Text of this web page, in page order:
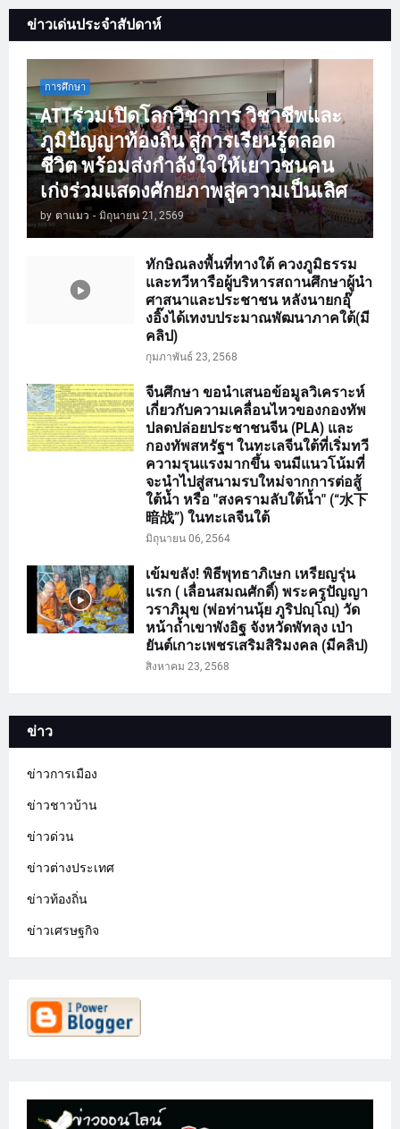
ข่าวเด่นประจำสัปดาห์
การศึกษา
ATTร่วมเปิดโลกวิชาการ วิชาชีพและ
ภูมิปัญญาท้องถิ่น สู่การเรียนรู้ตลอด
ชีวิต พร้อมส่งกำลังใจให้เยาวชนคน
เก่งร่วมแสดงศักยภาพสู่ความเป็นเลิศ
by ตาแมว - มิถุนายน 21, 2569
ทักษิณลงพื้นที่ทางใต้ ควงภูมิธรรม
และทวีหารือผู้บริหารสถานศึกษาผู้นำ
ศาสนาและประชาชน หลังนายกอุ๊
งอิ๊งได้เทงบประมาณพัฒนาภาคใต้(มี
คลิป)
กุมภาพันธ์ 23, 2568
จีนศึกษา ขอนำเสนอข้อมูลวิเคราะห์
เกี่ยวกับความเคลื่อนไหวของกองทัพ
ปลดปล่อยประชาชนจีน (PLA) และ
กองทัพสหรัฐฯ ในทะเลจีนใต้ที่เริ่มทวี
ความรุนแรงมากขึ้น จนมีแนวโน้มที่
จะนำไปสู่สนามรบใหม่จากการต่อสู้
ใต้น้ำ หรือ "สงครามลับใต้น้ำ" (“水下
暗战”) ในทะเลจีนใต้
มิถุนายน 06, 2564
เข้มขลัง! พิธีพุทธาภิเษก เหรียญรุ่น
แรก ( เลื่อนสมณศักดิ์) พระครูปัญญา
วราภิมุข (พ่อท่านนุ้ย ภูริปญฺโญฺ) วัด
หน้าถ้ำเขาพังอิฐ จังหวัดพัทลุง เป่า
ยันต์เกาะเพชรเสริมสิริมงคล (มีคลิป)
สิงหาคม 23, 2568
ข่าว
ข่าวการเมือง
ข่าวชาวบ้าน
ข่าวด่วน
ข่าวต่างประเทศ
ข่าวท้องถิ่น
ข่าวเศรษฐกิจ